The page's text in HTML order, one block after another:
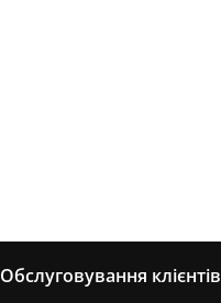
Обслуговування клієнтів